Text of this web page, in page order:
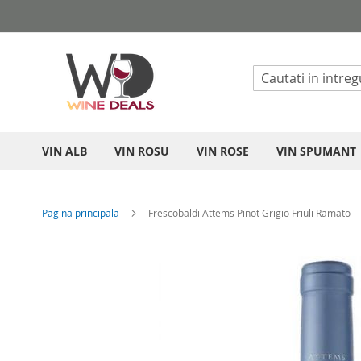
la
VIN ALB VIN ROSU VIN ROSE VIN SPUMANT
Pagina principala Frescobaldi Attems Pinot Grigio Friuli Ramato